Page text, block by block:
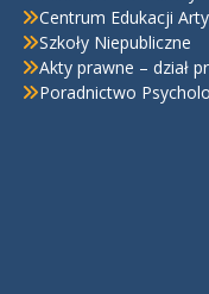
Centrum Edukacji
Szkoły Niepubliczne
Akty prawne – dział
Poradnictwo